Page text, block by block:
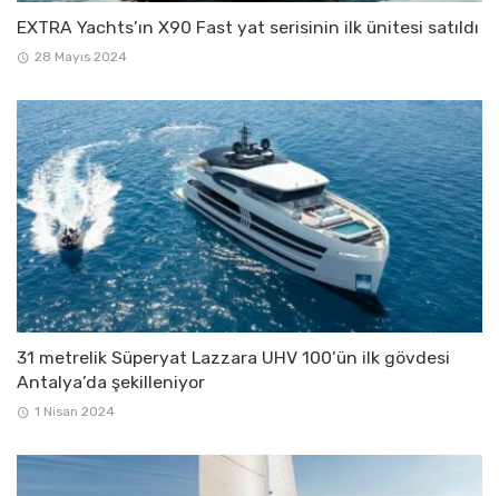
EXTRA Yachts’ın X90 Fast yat serisinin ilk ünitesi satıldı
28 Mayıs 2024
31 metrelik Süperyat Lazzara UHV 100’ün ilk gövdesi
Antalya’da şekilleniyor
1 Nisan 2024